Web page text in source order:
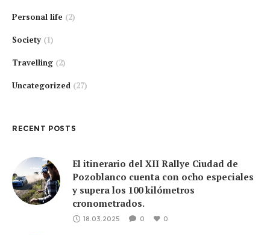
Personal life (2)
Society (1)
Travelling (2)
Uncategorized (27)
RECENT POSTS
El itinerario del XII Rallye Ciudad de
Pozoblanco cuenta con ocho especiales
y supera los 100 kilómetros
cronometrados.
18.03.2025 0 0